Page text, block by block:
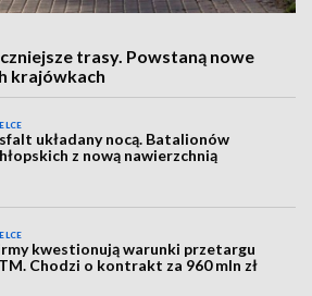
trasy. Powstaną nowe
krajówkach
układany nocą. Batalionów
z nową nawierzchnią
kwestionują warunki przetargu
Chodzi o kontrakt za 960 mln zł